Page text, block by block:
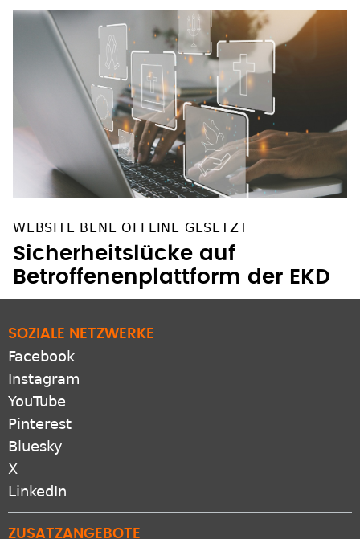
WEBSITE BENE OFFLINE GESETZT
Sicherheitslücke auf
Betroffenenplattform der EKD
SOZIALE NETZWERKE
Facebook
Instagram
YouTube
Pinterest
Bluesky
X
LinkedIn
ZUSATZANGEBOTE